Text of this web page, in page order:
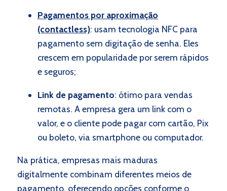
Pagamentos por aproximação
(contactless): usam tecnologia NFC para
pagamento sem digitação de senha. Eles
crescem em popularidade por serem rápidos
e seguros;
Link de pagamento: ótimo para vendas
remotas. A empresa gera um link com o
valor, e o cliente pode pagar com cartão, Pix
ou boleto, via smartphone ou computador.
Na prática, empresas mais maduras
digitalmente combinam diferentes meios de
pagamento, oferecendo opções conforme o